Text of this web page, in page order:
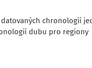
chronologií
dubu pro regiony